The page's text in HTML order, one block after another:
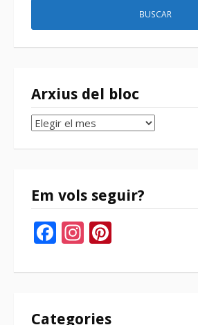
Arxius del bloc
Arxius
bloc
Em vols seguir?
Facebook
Instagram
Categories